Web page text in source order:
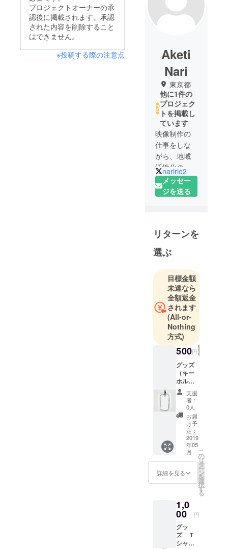
プロジェクトオーナーの承
認後に掲載されます。承認
された内容を削除すること
はできません。
※投稿する際の注意点
Aketi
Nari
東京都
他に1件の
プロジェク
トを掲載し
ています
映像制作の
仕事をしな
がら、地域
活性化のプ
ロジェクト
に力をいれ
ざまなプロ
ジェクトを
展開してい
きたいと
思っており
ます。
naririo2
メッセー
ジを送る
リターンを
選ぶ
目標金額
未達なら
全額返金
されます
(All-or-
Nothing
方式)
500円
グッズ
（キー
ホル
ダー）※
デザイ
ンは未
定で
す。決
まり次
第お知
らせし
ます。
支援
者：
0人
お届
け予
定：
2019
年05
月
詳細を見る
こ
の
リ
タ
ー
ン
を
選
択
す
る
1,0
00 円
グッ
ズ Ｔ
シャツ